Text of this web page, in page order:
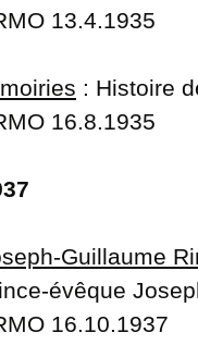
13.4.1935
: Histoire
16.8.1935
Guillaume
évêque
16.10.1937